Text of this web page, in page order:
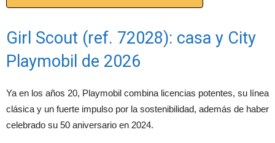
Girl Scout (ref. 72028): casa y City
Playmobil de 2026
Ya en los años 20, Playmobil combina licencias potentes, su línea
clásica y un fuerte impulso por la sostenibilidad, además de haber
celebrado su 50 aniversario en 2024.